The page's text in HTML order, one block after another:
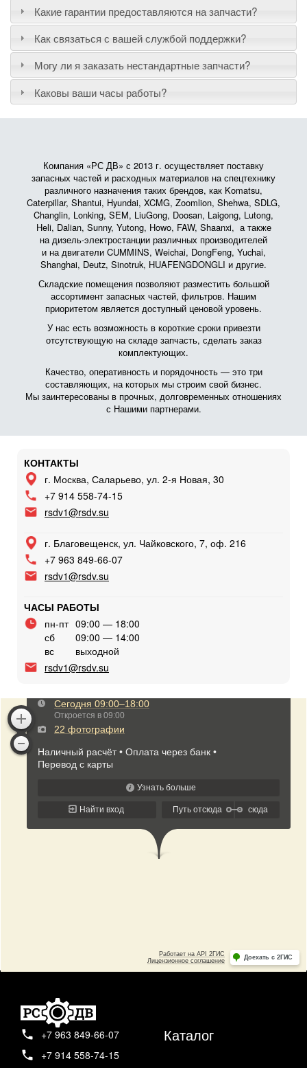
Какие гарантии предоставляются на запчасти?
Как связаться с вашей службой поддержки?
Могу ли я заказать нестандартные запчасти?
Каковы ваши часы работы?
Компания «РС ДВ» с 2013 г. осуществляет поставку
запасных частей и расходных материалов на спецтехнику
различного назначения таких брендов, как Komatsu,
Caterpillar, Shantui, Hyundai, XCMG, Zoomlion, Shehwa, SDLG,
Changlin, Lonking, SEM, LiuGong, Doosan, Laigong, Lutong,
Heli, Dalian, Sunny, Yutong, Howo, FAW, Shaanxi, а также
на дизель-электростанции различных производителей
и на двигатели CUMMINS, Weichai, DongFeng, Yuchai,
Shanghai, Deutz, Sinotruk, HUAFENGDONGLI и другие.
Складские помещения позволяют разместить большой
ассортимент запасных частей, фильтров. Нашим
приоритетом является доступный ценовой уровень.
У нас есть возможность в короткие сроки привезти
отсутствующую на складе запчасть, сделать заказ
комплектующих.
Качество, оперативность и порядочность — это три
составляющих, на которых мы строим свой бизнес.
Мы заинтересованы в прочных, долговременных отношениях
с Нашими партнерами.
КОНТАКТЫ
г. Москва, Саларьево, ул. 2-я Новая, 30
+7 914 558-74-15
rsdv1@rsdv.su
г. Благовещенск, ул. Чайковского, 7, оф. 216
+7 963 849-66-07
rsdv1@rsdv.su
ЧАСЫ РАБОТЫ
пн-пт 09:00 — 18:00
сб
09:00 — 14:00
вс
выходной
rsdv1@rsdv.su
+7 963 849-66-07
+7 914 558-74-15
Каталог